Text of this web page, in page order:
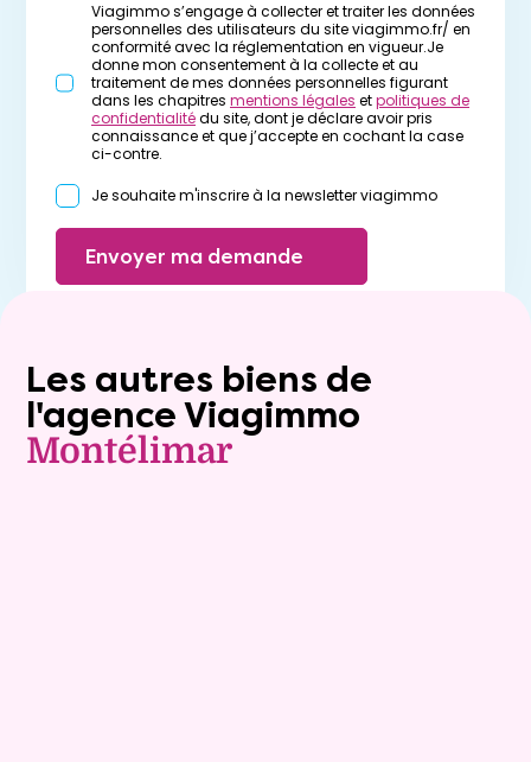
Viagimmo s’engage à collecter et traiter les données
personnelles des utilisateurs du site viagimmo.fr/ en
conformité avec la réglementation en vigueur.Je
donne mon consentement à la collecte et au
traitement de mes données personnelles figurant
dans les chapitres mentions légales etpolitiques de
confidentialitédu site, dont je déclare avoir pris
connaissance et que j’accepte en cochant la case
ci-contre.
Je souhaite m'inscrire à la newsletter viagimmo
Envoyer ma demande
Les autres biens de
l'agence Viagimmo
Montélimar